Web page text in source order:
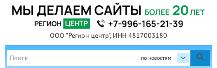
ООО "Регион центр", ИНН 4817003180
по новостям